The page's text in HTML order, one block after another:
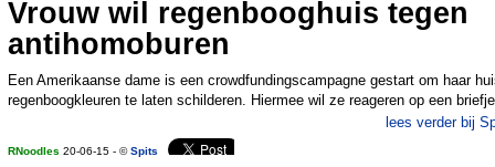
Mysterieuze kater uit Australi� duikt op
in Noord-Ierland »
Vrouw wil regenbooghuis tegen
antihomoburen
Een Amerikaanse dame is een crowdfundingscampagne gestart om haar
regenboogkleuren te laten schilderen. Hiermee wil ze reageren op een briefje
lees verder bij
RNoodles 20-06-15 - ©Spits